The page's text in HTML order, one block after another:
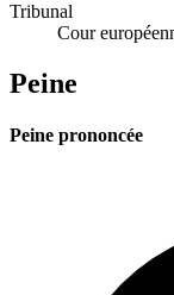
Tribunal
Cour
Peine
Peine prononcée